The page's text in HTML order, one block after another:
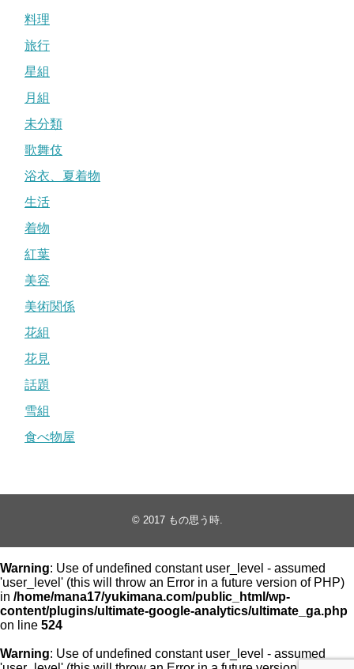
料理
旅行
星組
月組
未分類
歌舞伎
浴衣、夏着物
生活
着物
紅葉
美容
美術関係
花組
花見
話題
雪組
食べ物屋
© 2017 もの思う時.
Warning: Use of undefined constant user_level - assumed
'user_level' (this will throw an Error in a future version of PHP)
in /home/mana17/yukimana.com/public_html/wp-
content/plugins/ultimate-google-analytics/ultimate_ga.php
on line 524
Warning: Use of undefined constant user_level - assumed